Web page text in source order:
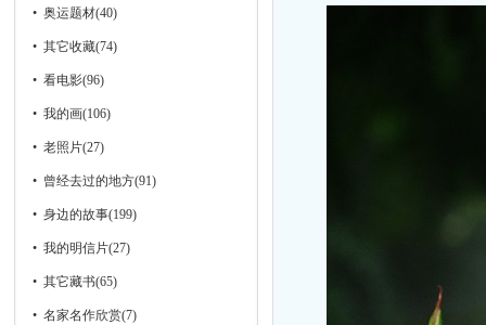
• 奥运题材(40)
• 其它收藏(74)
• 看电影(96)
• 我的画(106)
• 老照片(27)
• 曾经去过的地方(91)
• 身边的故事(199)
• 我的明信片(27)
• 其它藏书(65)
• 名家名作欣赏(7)